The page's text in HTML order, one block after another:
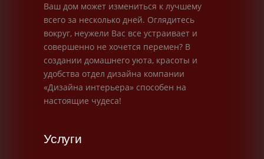
Ваш дом может измениться к лучшему
всего за несколько дней. Оглядитесь
вокруг, неужели Вас все устраивает и
совершенно не хочется перемен? В
создании домашнего уюта, красоты и
удобства отдел дизайна компании
«Дизайна интерьера» способен на
настоящие чудеса!
Услуги